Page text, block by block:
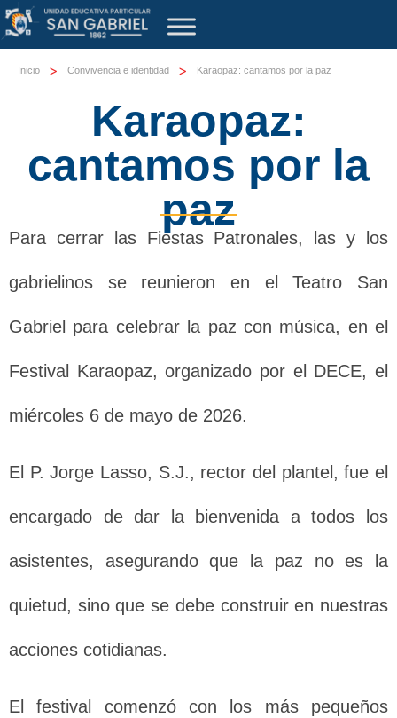
Inicio > Convivencia e identidad > Karaopaz: cantamos por la paz
Karaopaz:
cantamos por la
paz
Para cerrar las Fiestas Patronales, las y los
gabrielinos se reunieron en el Teatro San
Gabriel para celebrar la paz con música, en el
Festival Karaopaz, organizado por el DECE, el
miércoles 6 de mayo de 2026.
El P. Jorge Lasso, S.J., rector del plantel, fue el
encargado de dar la bienvenida a todos los
asistentes, asegurando que la paz no es la
quietud, sino que se debe construir en nuestras
acciones cotidianas.
El festival comenzó con los más pequeños